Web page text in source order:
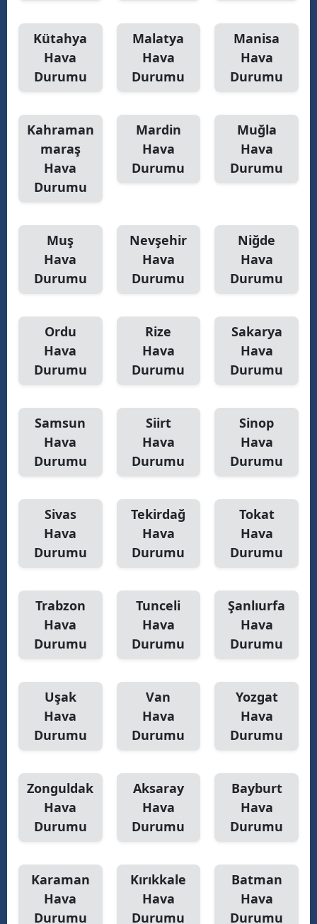
Kütahya
Hava
Durumu
Malatya
Hava
Durumu
Manisa
Hava
Durumu
Kahraman
maraş
Hava
Durumu
Mardin
Hava
Durumu
Muğla
Hava
Durumu
Muş
Hava
Durumu
Nevşehir
Hava
Durumu
Niğde
Hava
Durumu
Ordu
Hava
Durumu
Rize
Hava
Durumu
Sakarya
Hava
Durumu
Samsun
Hava
Durumu
Siirt
Hava
Durumu
Sinop
Hava
Durumu
Sivas
Hava
Durumu
Tekirdağ
Hava
Durumu
Tokat
Hava
Durumu
Trabzon
Hava
Durumu
Tunceli
Hava
Durumu
Şanlıurfa
Hava
Durumu
Uşak
Hava
Durumu
Van
Hava
Durumu
Yozgat
Hava
Durumu
Zonguldak
Hava
Durumu
Aksaray
Hava
Durumu
Bayburt
Hava
Durumu
Karaman
Hava
Durumu
Kırıkkale
Hava
Durumu
Batman
Hava
Durumu